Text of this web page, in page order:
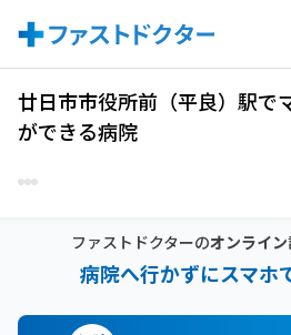
廿日市市役所前（平良）駅で
ができる病院
ファストドクターのオンライ
病院へ行かずにスマホ